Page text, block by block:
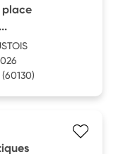
place
(60130)